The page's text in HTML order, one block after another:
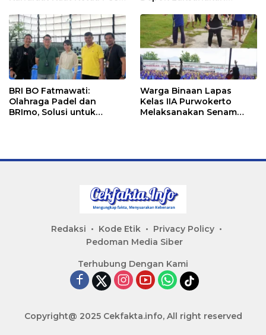
BRI BO Fatmawati:
Olahraga Padel dan
BRImo, Solusi untuk
Warga Binaan Lapas
Kelas IIA Purwokerto
Melaksanakan Senam
Redaksi Kode Etik
Privacy Policy
Pedoman Media Siber
Terhubung Dengan Kami
Copyright@ 2025 Cekfakta.info, All right reserved